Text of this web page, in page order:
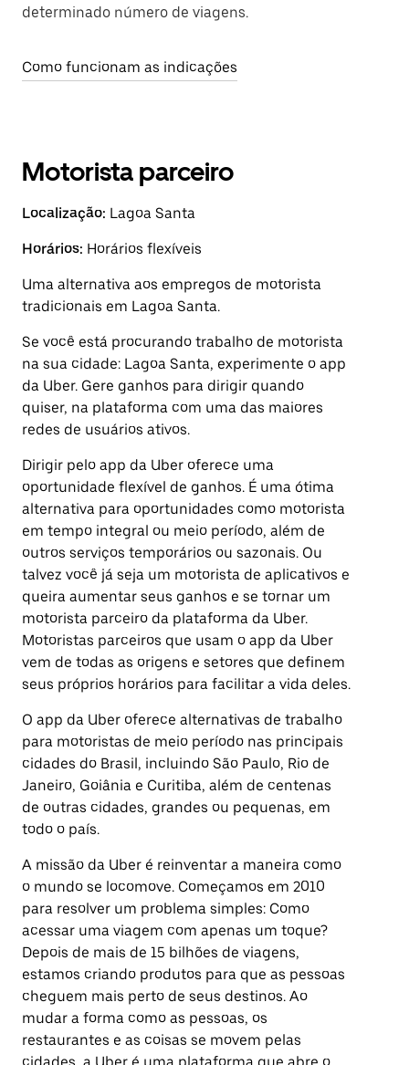
determinado número de viagens.
Como funcionam as indicações
Motorista parceiro
Localização: Lagoa Santa
Horários: Horários flexíveis
Uma alternativa aos empregos de motorista
tradicionais em Lagoa Santa.
Se você está procurando trabalho de motorista
na sua cidade: Lagoa Santa, experimente o app
da Uber. Gere ganhos para dirigir quando
quiser, na plataforma com uma das maiores
redes de usuários ativos.
Dirigir pelo app da Uber oferece uma
oportunidade flexível de ganhos. É uma ótima
alternativa para oportunidades como motorista
em tempo integral ou meio período, além de
outros serviços temporários ou sazonais. Ou
talvez você já seja um motorista de aplicativos e
queira aumentar seus ganhos e se tornar um
motorista parceiro da plataforma da Uber.
Motoristas parceiros que usam o app da Uber
vem de todas as origens e setores que definem
seus próprios horários para facilitar a vida deles.
O app da Uber oferece alternativas de trabalho
para motoristas de meio período nas principais
cidades do Brasil, incluindo São Paulo, Rio de
Janeiro, Goiânia e Curitiba, além de centenas
de outras cidades, grandes ou pequenas, em
todo o país.
A missão da Uber é reinventar a maneira como
o mundo se locomove. Começamos em 2010
para resolver um problema simples: Como
acessar uma viagem com apenas um toque?
Depois de mais de 15 bilhões de viagens,
estamos criando produtos para que as pessoas
cheguem mais perto de seus destinos. Ao
mudar a forma como as pessoas, os
restaurantes e as coisas se movem pelas